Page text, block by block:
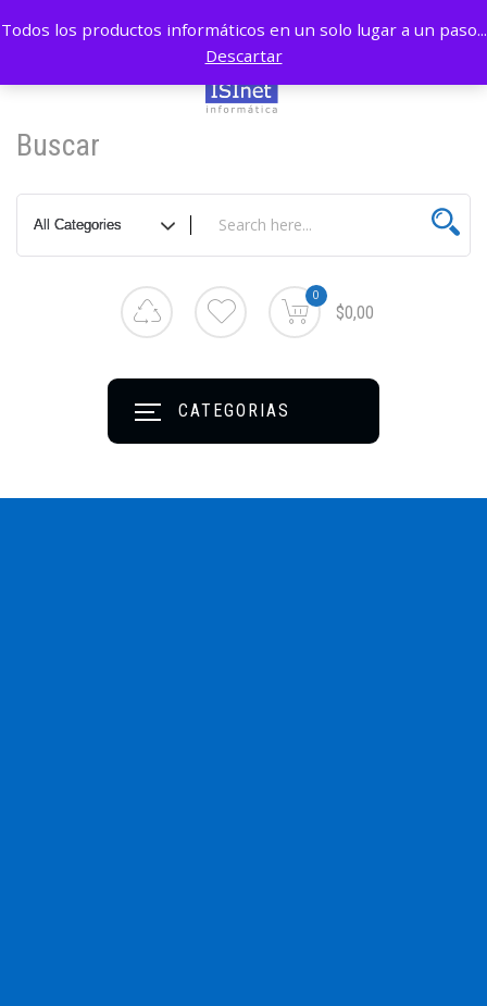
Buscar
0
$0,00
CATEGORIAS
Todos los productos informáticos en un solo lugar a un paso...
Descartar